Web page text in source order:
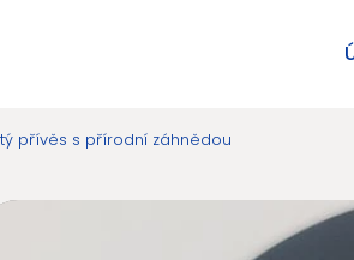
přívěs s přírodní záhnědou